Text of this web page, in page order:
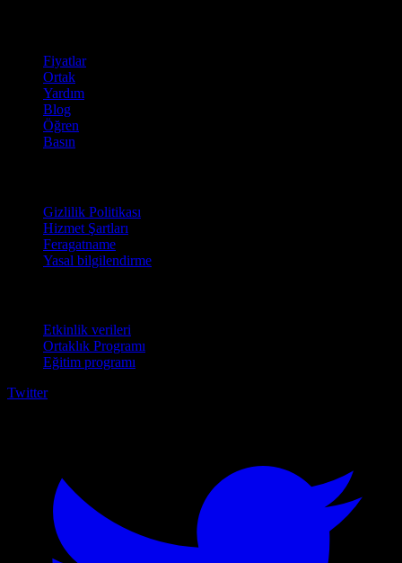
Fiyatlar
Ortak
Yardım
Blog
Öğren
Basın
Gizlilik Politikası
Hizmet Şartları
Feragatname
Yasal bilgilendirme
Etkinlik verileri
Ortaklık Programı
Eğitim programı
Twitter